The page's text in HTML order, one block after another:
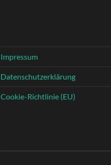
Impressum
Datenschutzerklärung
Cookie-Richtlinie (EU)